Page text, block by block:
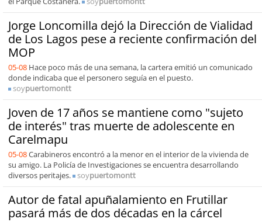
Jorge Loncomilla dejó la Dirección de Vialidad
de Los Lagos pese a reciente confirmación del
MOP
05-08 Hace poco más de una semana, la cartera emitió un comunicado
donde indicaba que el personero seguía en el puesto.
soypuertomontt
Joven de 17 años se mantiene como "sujeto
de interés" tras muerte de adolescente en
Carelmapu
05-08Carabineros encontró a la menor en el interior de la vivienda de
su amigo. La Policía de Investigaciones se encuentra desarrollando
diversos peritajes.
soypuertomontt
Autor de fatal apuñalamiento en Frutillar
pasará más de dos décadas en la cárcel